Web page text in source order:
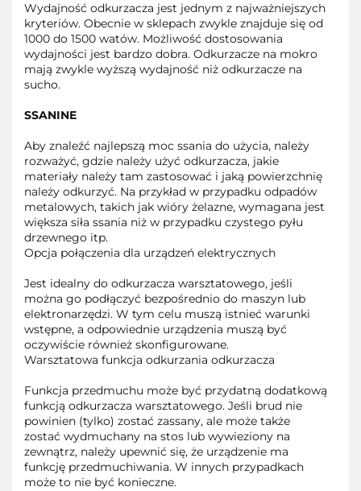
Wydajność odkurzacza jest jednym z najważniejszych
kryteriów. Obecnie w sklepach zwykle znajduje się od
1000 do 1500 watów. Możliwość dostosowania
wydajności jest bardzo dobra. Odkurzacze na mokro
mają zwykle wyższą wydajność niż odkurzacze na
sucho.
SSANINE
Aby znaleźć najlepszą moc ssania do użycia, należy
rozważyć, gdzie należy użyć odkurzacza, jakie
materiały należy tam zastosować i jaką powierzchnię
należy odkurzyć. Na przykład w przypadku odpadów
metalowych, takich jak wióry żelazne, wymagana jest
większa siła ssania niż w przypadku czystego pyłu
drzewnego itp.
Opcja połączenia dla urządzeń elektrycznych
Jest idealny do odkurzacza warsztatowego, jeśli
można go podłączyć bezpośrednio do maszyn lub
elektronarzędzi. W tym celu muszą istnieć warunki
wstępne, a odpowiednie urządzenia muszą być
oczywiście również skonfigurowane.
Warsztatowa funkcja odkurzania odkurzacza
Funkcja przedmuchu może być przydatną dodatkową
funkcją odkurzacza warsztatowego. Jeśli brud nie
powinien (tylko) zostać zassany, ale może także
zostać wydmuchany na stos lub wywieziony na
zewnątrz, należy upewnić się, że urządzenie ma
funkcję przedmuchiwania. W innych przypadkach
może to nie być konieczne.